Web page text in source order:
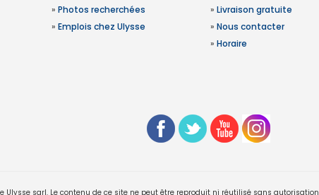
» Photos recherchées
» Emplois chez Ulysse
» Livraison gratuite
» Nous contacter
» Horaire
Ulysse sarl. Le contenu de ce site ne peut être reproduit ni réutilisé sans autorisation